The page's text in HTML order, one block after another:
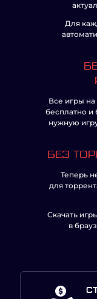
Для
Все игры
бесплатно и
нужную
БЕЗ
Теперь
для
Скачать
в